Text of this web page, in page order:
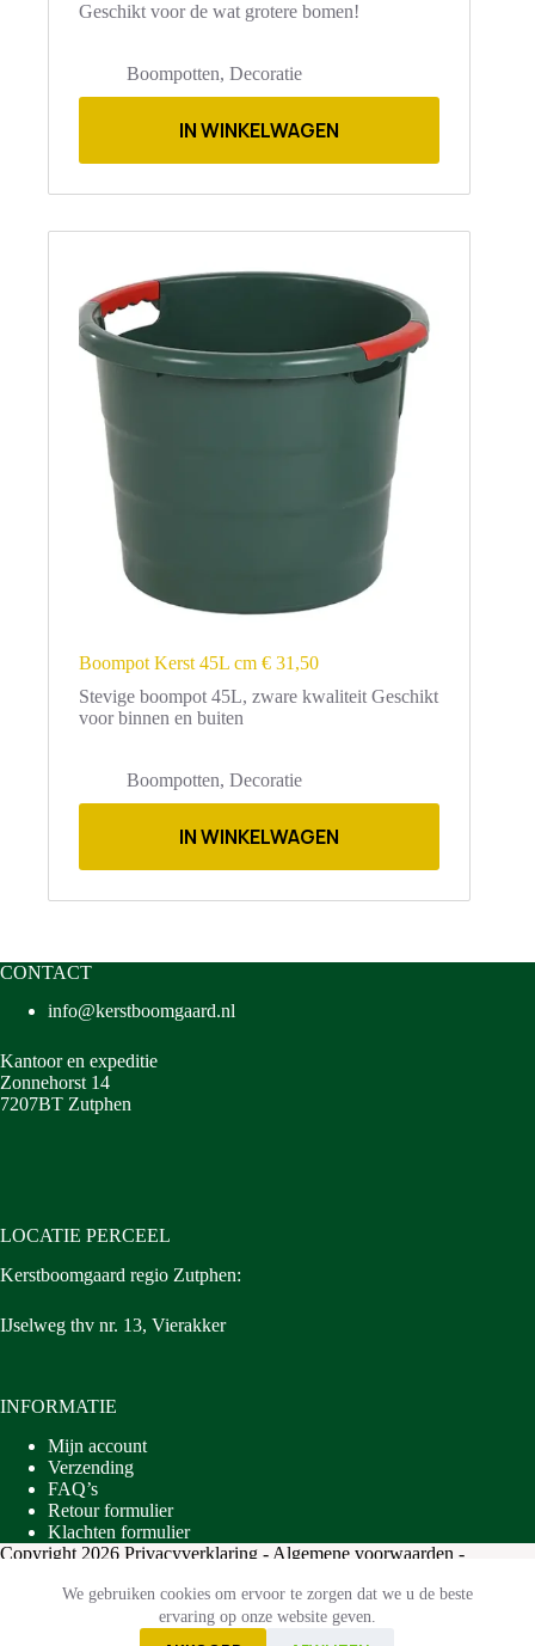
We gebruiken cookies om ervoor te zorgen dat we u de beste
ervaring op onze website geven.
Geschikt voor de wat grotere bomen!
Boompotten, Decoratie
IN WINKELWAGEN
Boompot Kerst 45L cm € 31,50
Stevige boompot 45L, zware kwaliteit Geschikt
voor binnen en buiten
Boompotten, Decoratie
IN WINKELWAGEN
CONTACT
info@kerstboomgaard.nl
Kantoor en expeditie
Zonnehorst 14
7207BT Zutphen
LOCATIE PERCEEL
Kerstboomgaard regio Zutphen:
IJselweg thv nr. 13, Vierakker
INFORMATIE
Mijn account
Verzending
FAQ’s
Retour formulier
Klachten formulier
Copyright 2026 Privacyverklaring - Algemene voorwaarden -